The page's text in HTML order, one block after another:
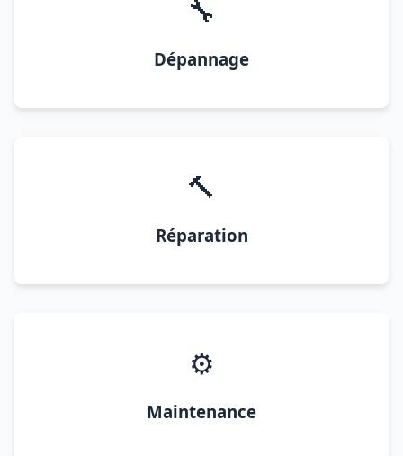
🔧
Dépannage
🔨
Réparation
⚙️
Maintenance